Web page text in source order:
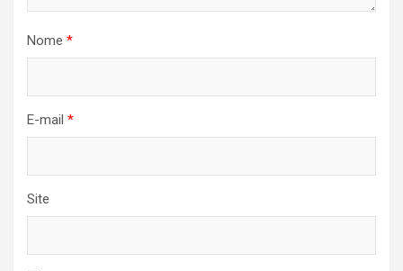
Nome *
E-mail *
Site